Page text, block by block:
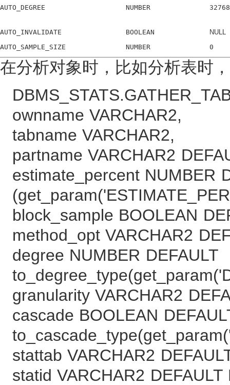
AUTO_DEGREE
NUMBER 32768
AUTO_INVALIDATE BOOLEAN
NULL
AUTO_SAMPLE_SIZE
NUMBER 0
在分析对象时，比如分析表时
ownname VARCHAR2,
tabname VARCHAR2,
partname VARCHAR2
estimate_percent NUMBER
block_sample BOOLEAN
method_opt VARCHAR2
degree NUMBER DEFAULT
granularity VARCHAR2
cascade BOOLEAN
stattab VARCHAR2
statid VARCHAR2 DEFAULT